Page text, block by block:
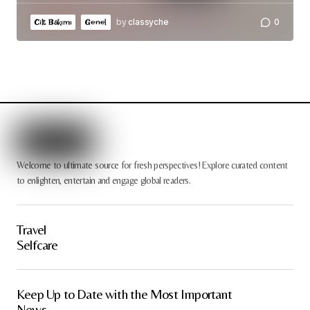
Cilt Bakımı Genel byclassyche 0
Welcome to ultimate source for fresh perspectives! Explore curated content
to enlighten, entertain and engage global readers.
Travel
Selfcare
Keep Up to Date with the Most Important